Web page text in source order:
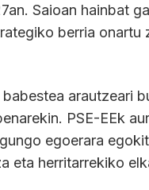
Saioan hainbat
berria onartu
arautzeari
PSE-EEk
egoerara
eta herritarrekiko